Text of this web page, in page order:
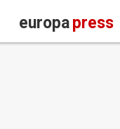
europapress